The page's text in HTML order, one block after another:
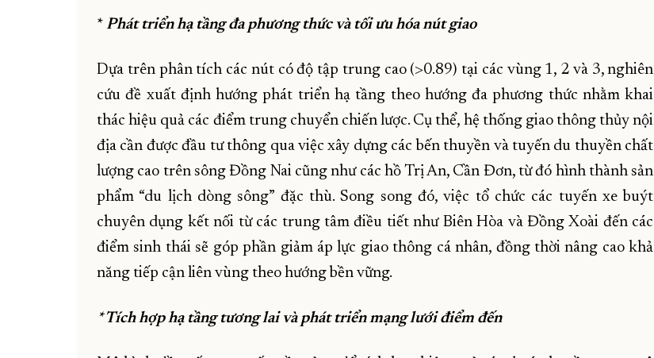
* Phát triển hạ tầng đa phương thức và tối ưu hóa nút giao
Dựa trên phân tích các nút có độ tập trung cao (>0.89) tại các vùng 1, 2 và 3, nghiên
cứu đề xuất định hướng phát triển hạ tầng theo hướng đa phương thức nhằm khai
thác hiệu quả các điểm trung chuyển chiến lược. Cụ thể, hệ thống giao thông thủy nội
địa cần được đầu tư thông qua việc xây dựng các bến thuyền và tuyến du thuyền chất
lượng cao trên sông Đồng Nai cũng như các hồ Trị An, Cần Đơn, từ đó hình thành sản
phẩm “du lịch dòng sông” đặc thù. Song song đó, việc tổ chức các tuyến xe buýt
chuyên dụng kết nối từ các trung tâm điều tiết như Biên Hòa và Đồng Xoài đến các
điểm sinh thái sẽ góp phần giảm áp lực giao thông cá nhân, đồng thời nâng cao khả
năng tiếp cận liên vùng theo hướng bền vững.
* Tích hợp hạ tầng tương lai và phát triển mạng lưới điểm đến